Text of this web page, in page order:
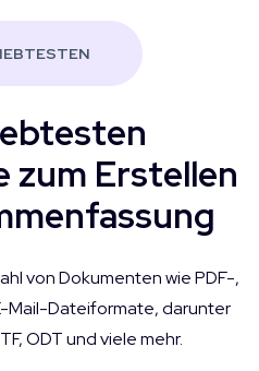
zum Erstellen
von Dokumenten wie PDF-,
Mail-Dateiformate, darunter
ODT und viele mehr.